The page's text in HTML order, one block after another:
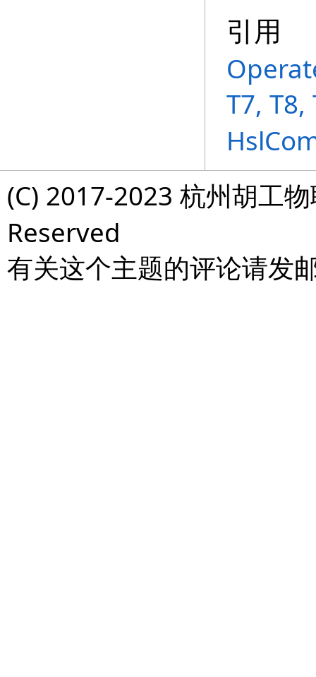
引用
T7, T8,
(C) 2017-2023 杭州胡工
Reserved
有关这个主题的评论请发